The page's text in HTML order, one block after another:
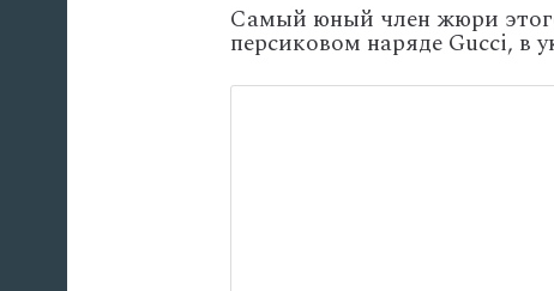
Самый юный член жюри
персиковом наряде Gucci, в